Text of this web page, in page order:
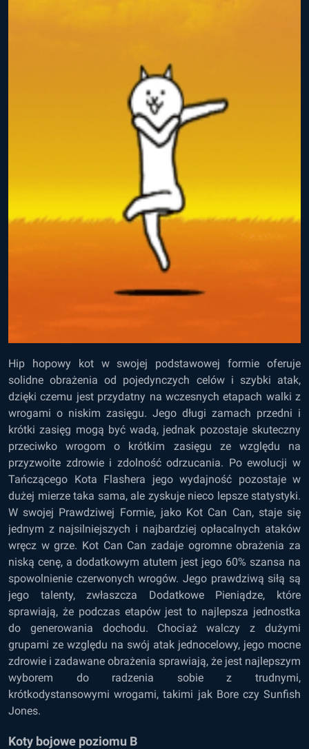
Hip hopowy kot w swojej podstawowej formie oferuje
solidne obrażenia od pojedynczych celów i szybki atak,
dzięki czemu jest przydatny na wczesnych etapach walki z
wrogami o niskim zasięgu. Jego długi zamach przedni i
krótki zasięg mogą być wadą, jednak pozostaje skuteczny
przeciwko wrogom o krótkim zasięgu ze względu na
przyzwoite zdrowie i zdolność odrzucania. Po ewolucji w
Tańczącego Kota Flashera jego wydajność pozostaje w
dużej mierze taka sama, ale zyskuje nieco lepsze statystyki.
W swojej Prawdziwej Formie, jako Kot Can Can, staje się
jednym z najsilniejszych i najbardziej opłacalnych ataków
wręcz w grze. Kot Can Can zadaje ogromne obrażenia za
niską cenę, a dodatkowym atutem jest jego 60% szansa na
spowolnienie czerwonych wrogów. Jego prawdziwą siłą są
jego talenty, zwłaszcza Dodatkowe Pieniądze, które
sprawiają, że podczas etapów jest to najlepsza jednostka
do generowania dochodu. Chociaż walczy z dużymi
grupami ze względu na swój atak jednocelowy, jego mocne
zdrowie i zadawane obrażenia sprawiają, że jest najlepszym
wyborem do radzenia sobie z trudnymi,
krótkodystansowymi wrogami, takimi jak Bore czy Sunfish
Jones.
Koty bojowe poziomu B